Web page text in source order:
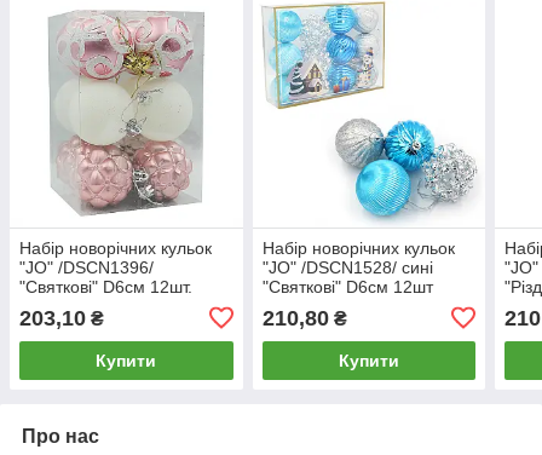
Набір новорічних кульок
"JO" /DSCN1396/
"Святкові" D6см 12шт.
203,10 ₴
Купити
Набір новорічних кульок
"JO" /DSCN1528/ сині
"Святкові" D6см 12шт
210,80₴
Купити
"JO"
Про нас